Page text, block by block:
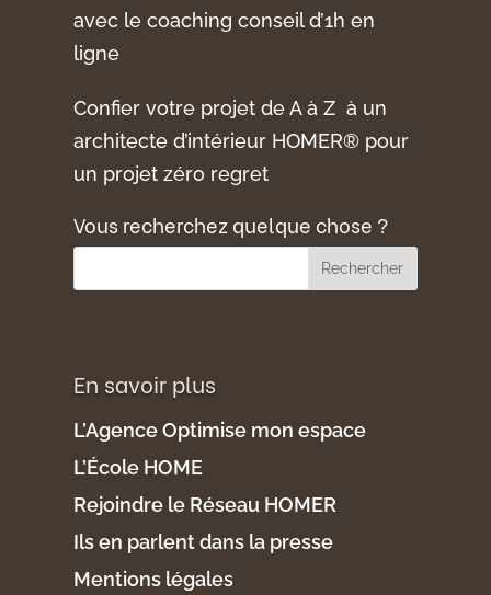
avec le coaching conseil d’1h en
ligne
Confier votre projet de A à Z à un
architecte d’intérieur HOMER® pour
un projet zéro regret
Vous recherchez quelque chose ?
En savoir plus
L’Agence Optimise mon espace
L’École HOME
Rejoindre le Réseau HOMER
Ils en parlent dans la presse
Mentions légales